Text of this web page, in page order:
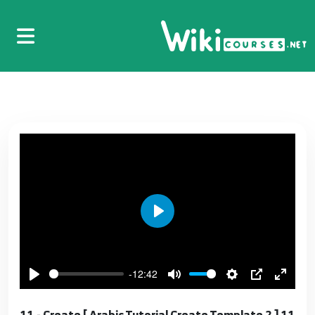
-12:42
Play
01.[ Arabic Tutorial Create Template 2 ] 01 -
4
04.[ Arabic Tutorial Create Template 2 ] 04 -
Create The Header